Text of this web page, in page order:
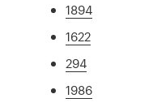
1894
1622
294
1986